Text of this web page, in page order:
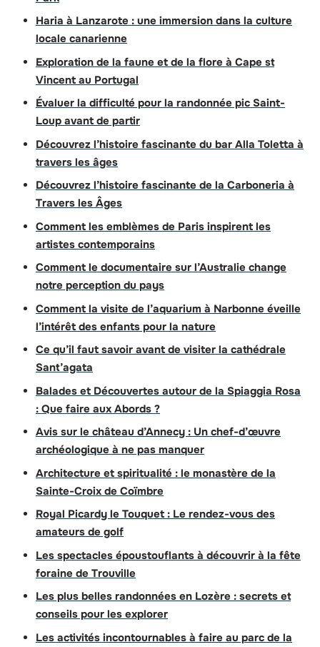
Haria à Lanzarote : une immersion dans la culture
locale canarienne
Exploration de la faune et de la flore à Cape st
Vincent au Portugal
Évaluer la difficulté pour la randonnée pic Saint-
Loup avant de partir
Découvrez l’histoire fascinante du bar Alla Toletta à
travers les âges
Découvrez l’histoire fascinante de la Carboneria à
Travers les Âges
Comment les emblèmes de Paris inspirent les
artistes contemporains
Comment le documentaire sur l’Australie change
notre perception du pays
Comment la visite de l’aquarium à Narbonne éveille
l’intérêt des enfants pour la nature
Ce qu’il faut savoir avant de visiter la cathédrale
Sant’agata
Balades et Découvertes autour de la Spiaggia Rosa
: Que faire aux Abords ?
Avis sur le château d’Annecy : Un chef-d’œuvre
archéologique à ne pas manquer
Architecture et spiritualité : le monastère de la
Sainte-Croix de Coïmbre
Royal Picardy le Touquet : Le rendez-vous des
amateurs de golf
Les spectacles époustouflants à découvrir à la fête
foraine de Trouville
Les plus belles randonnées en Lozère : secrets et
conseils pour les explorer
Les activités incontournables à faire au parc de la